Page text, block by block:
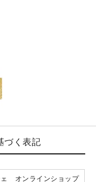
づく表記
ェ オンラインショップ